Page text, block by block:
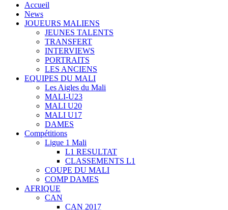
Accueil
News
JOUEURS MALIENS
JEUNES TALENTS
TRANSFERT
INTERVIEWS
PORTRAITS
LES ANCIENS
EQUIPES DU MALI
Les Aigles du Mali
MALI-U23
MALI U20
MALI U17
DAMES
Compétitions
Ligue 1 Mali
L1 RESULTAT
CLASSEMENTS L1
COUPE DU MALI
COMP DAMES
AFRIQUE
CAN
CAN 2017